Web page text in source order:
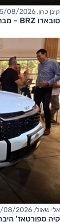
קינן כהן, 05/08/2026
סובארו BRZ – מבחן דרכים (tS)
אלי שאולי, 05/08/2026